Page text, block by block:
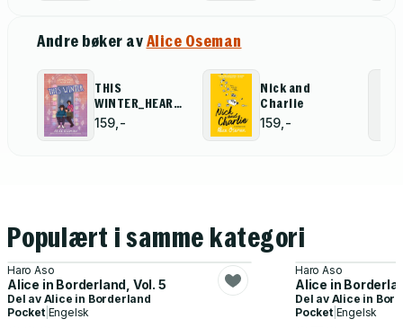
Andre bøker avAlice Oseman
THIS
WINTER_HEARTSTOPPER
NO PB
159,-
Nick and
Charlie
159,-
Populært i samme kategori
Haro Aso
Alice in Borderland, Vol. 5
Del av Alice in Borderland
Pocket| Engelsk
Haro Aso
Alice in
Del av Alice in
Pocket| Engelsk